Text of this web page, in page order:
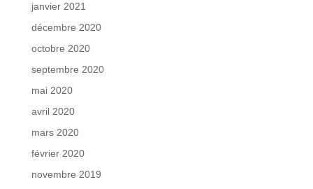
janvier 2021
décembre 2020
octobre 2020
septembre 2020
mai 2020
avril 2020
mars 2020
février 2020
novembre 2019